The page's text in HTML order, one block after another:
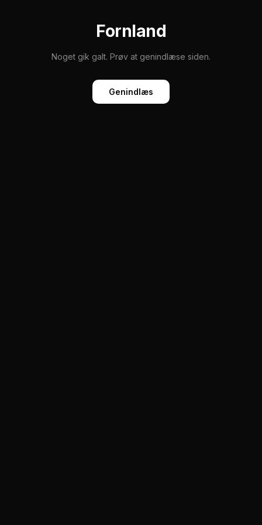
Fornland
Noget gik galt. Prøv at genindlæse siden.
Genindlæs